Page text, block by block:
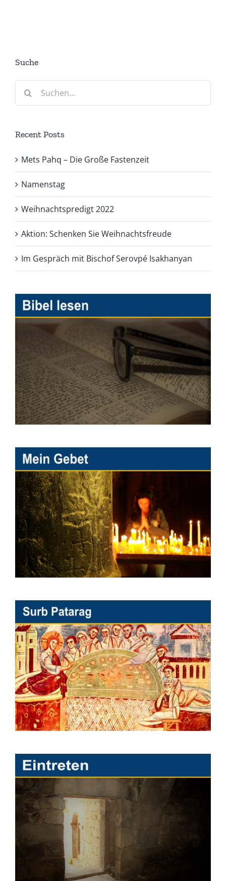
Suche
Suche
Recent Posts
Mets Pahq – Die Große Fastenzeit
Namenstag
Weihnachtspredigt 2022
Aktion: Schenken Sie Weihnachtsfreude
Im Gespräch mit Bischof Serovpé Isakhanyan